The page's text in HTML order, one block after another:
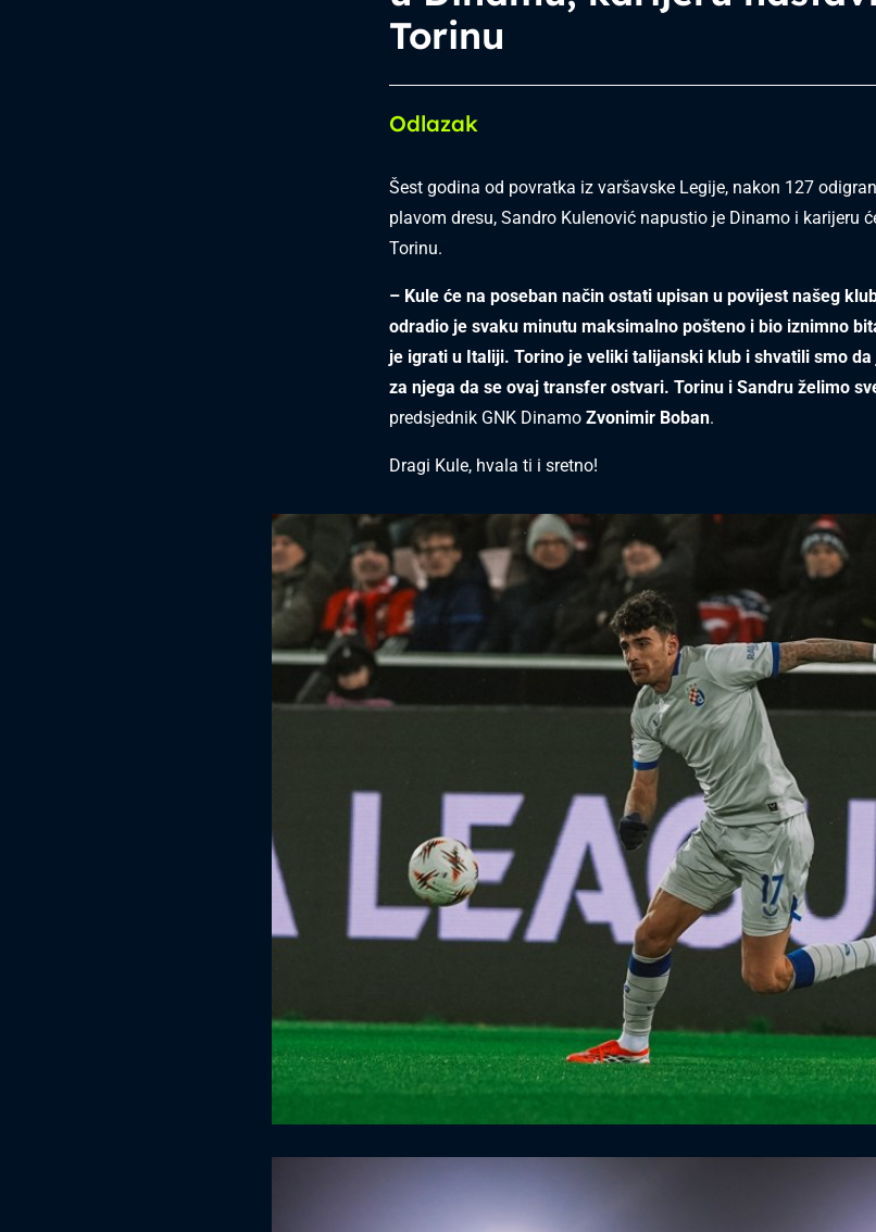
Torinu
Odlazak
Šest godina od povratka iz varšavske Legije, nakon 127
plavom dresu, Sandro Kulenović napustio je Dinamo i karijeru
Torinu.
– Kule će na poseban način ostati upisan u povijest našeg
odradio je svaku minutu maksimalno pošteno i bio iznimno
je igrati u Italiji. Torino je veliki talijanski klub i shvatili smo da
za njega da se ovaj transfer ostvari. Torinu i Sandru želimo
predsjednik GNK Dinamo Zvonimir Boban.
Dragi Kule, hvala ti i sretno!